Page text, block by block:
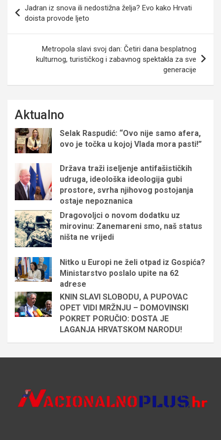
objava
Jadran iz snova ili nedostižna želja? Evo kako Hrvati
doista provode ljeto
Metropola slavi svoj dan: Četiri dana besplatnog
kulturnog, turističkog i zabavnog spektakla za sve
generacije
Aktualno
Selak Raspudić: “Ovo nije samo afera,
ovo je točka u kojoj Vlada mora pasti!”
Država traži iseljenje antifašističkih
udruga, ideološka ideologija gubi
prostore, svrha njihovog postojanja
ostaje nepoznanica
Dragovoljci o novom dodatku uz
mirovinu: Zanemareni smo, naš status
ništa ne vrijedi
Nitko u Europi ne želi otpad iz Gospića?
Ministarstvo poslalo upite na 62
adrese
KNIN SLAVI SLOBODU, A PUPOVAC
OPET VIDI MRŽNJU – DOMOVINSKI
POKRET PORUČIO: DOSTA JE
LAGANJA HRVATSKOM NARODU!